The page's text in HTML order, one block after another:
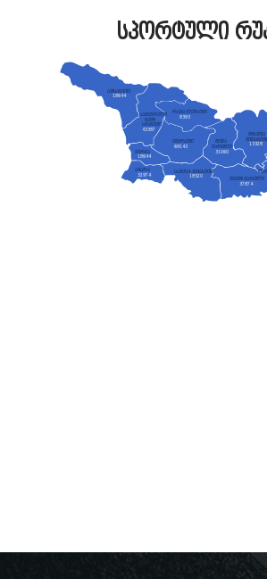
სპორტული
აფხაზეთი
18644
სამეგრელო
ზემო
სვანეთი
43387
რაჭა-ლეჩხუმი
8393
იმერეთი
69143
გურია
18644
აჭარა
52974
სამცხე-ჯავახეთი
18520
შიდა
ქართლი
31060
მცხეთა
13328
ქვემო ქართლი
37874